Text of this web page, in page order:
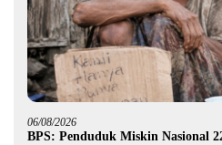
06/08/2026
BPS: Penduduk Miskin Nasional